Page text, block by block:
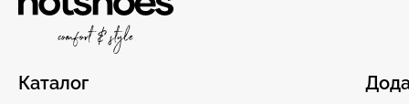
Каталог